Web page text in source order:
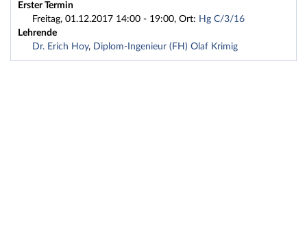
Erster Termin
Freitag, 01.12.2017 14:00 - 19:00, Ort: Hg C/3/16
Lehrende
Dr. Erich Hoy, Diplom-Ingenieur (FH) Olaf Krimig